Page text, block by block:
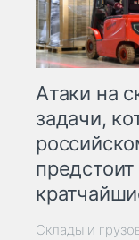
Атаки на
задачи,
Склады и